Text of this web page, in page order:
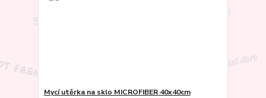
Mycí utěrka na sklo MICROFIBER 40x40cm